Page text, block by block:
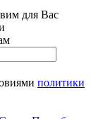
для Вас
политики